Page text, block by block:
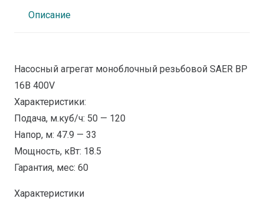
Описание
Наcосный агрегат моноблочный резьбовой SAER BP
16B 400V
Характеристики:
Подача, м.куб/ч: 50 — 120
Напор, м: 47.9 — 33
Мощность, кВт: 18.5
Гарантия, мес: 60
Характеристики